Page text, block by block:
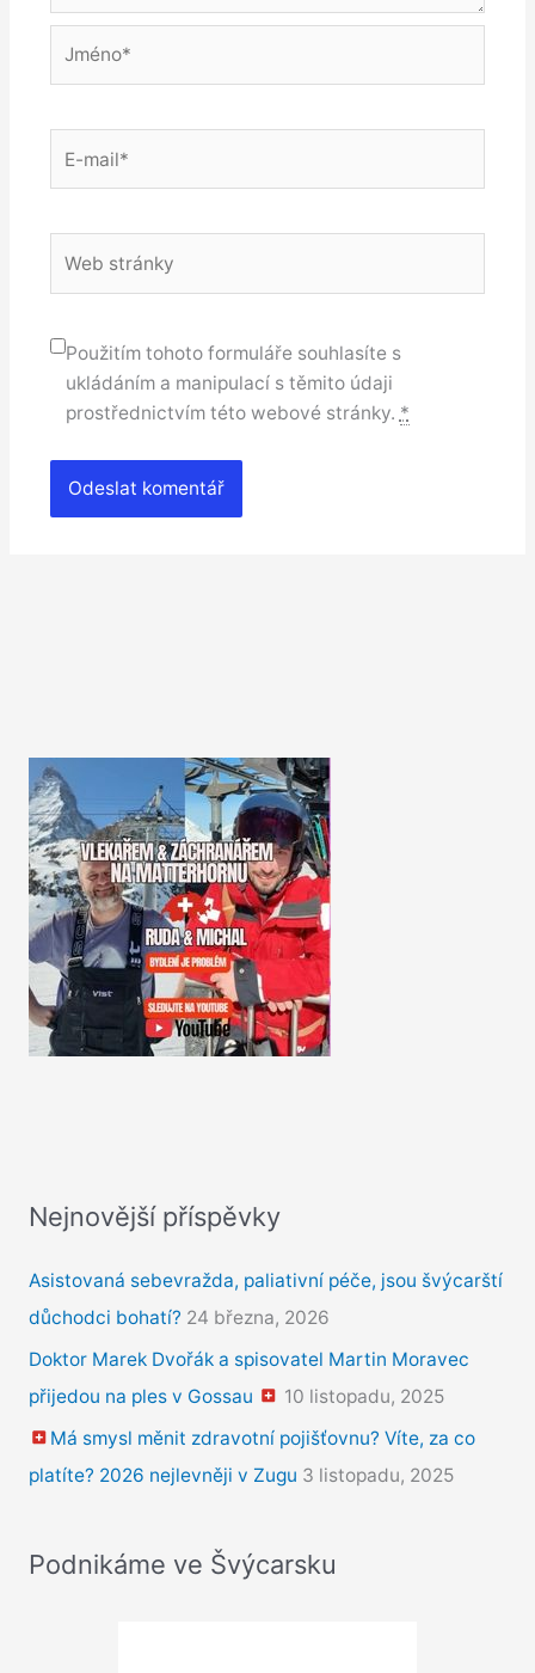
mail*
stránky
Použitím tohoto formuláře souhlasíte s
ukládáním a manipulací s těmito údaji
prostřednictvím této webové stránky. *
Nejnovější příspěvky
Asistovaná sebevražda, paliativní péče, jsou švýcarští
důchodci bohatí? 24 března, 2026
Doktor Marek Dvořák a spisovatel Martin Moravec
přijedou na ples v Gossau
10 listopadu, 2025
Má smysl měnit zdravotní pojišťovnu? Víte, za co
platíte? 2026 nejlevněji v Zugu 3 listopadu, 2025
Podnikáme ve Švýcarsku